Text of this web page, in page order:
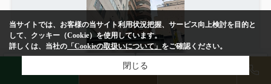
物件検索
当サイトでは、お客様の当サイト利用状況把握、サービス向上検討を目的と
して、クッキー（Cookie）を使用しています。
詳しくは、当社の 「Cookieの取扱いについて」 をご確認ください。
閉じる